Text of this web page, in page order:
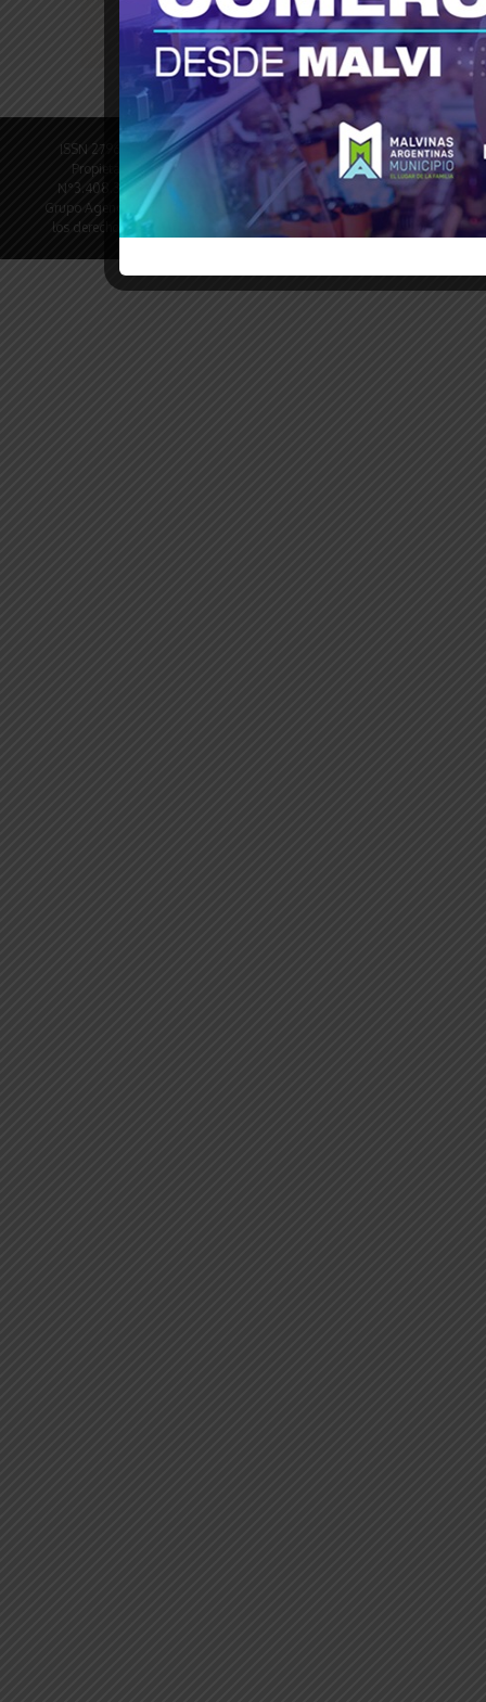
ISSN 2796-9789 © Revista Tiempo30 - Revista Digital Director
Propietario: Oscar Dufour PyME N°1005758473 DNM-INPI
N°3.408.328 Registro DNDA en trámite N° de edición 4600 ©
Grupo Agencia del Plata Pasco 1290 - CABA © 2013 - 2025 | Todos
los derechos reservados | Desarrollado por
Revista de Noticias X